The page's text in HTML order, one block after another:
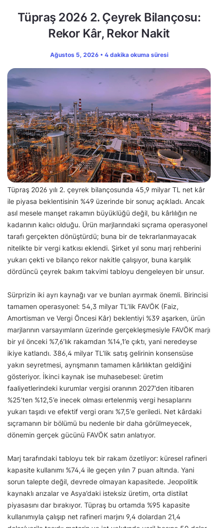
Tüpraş 2026 2. Çeyrek Bilançosu:
Rekor Kâr, Rekor Nakit
Ağustos 5, 2026 • 4 dakika okuma süresi
Tüpraş 2026 yılı 2. çeyrek bilançosunda 45,9 milyar TL net kâr
ile piyasa beklentisinin %49 üzerinde bir sonuç açıkladı. Ancak
asıl mesele manşet rakamın büyüklüğü değil, bu kârlılığın ne
kadarının kalıcı olduğu. Ürün marjlarındaki sıçrama operasyonel
tarafı gerçekten dönüştürdü; buna bir de tekrarlanmayacak
nitelikte bir vergi katkısı eklendi. Şirket yıl sonu marj rehberini
yukarı çekti ve bilanço rekor nakitle çalışıyor, buna karşılık
dördüncü çeyrek bakım takvimi tabloyu dengeleyen bir unsur.
Sürprizin iki ayrı kaynağı var ve bunları ayırmak önemli. Birincisi
tamamen operasyonel: 54,3 milyar TL’lik FAVÖK (Faiz,
Amortisman ve Vergi Öncesi Kâr) beklentiyi %39 aşarken, ürün
marjlarının varsayımların üzerinde gerçekleşmesiyle FAVÖK marjı
bir yıl önceki %7,6’lık rakamdan %14,1’e çıktı, yani neredeyse
ikiye katlandı. 386,4 milyar TL’lik satış gelirinin konsensüse
yakın seyretmesi, ayrışmanın tamamen kârlılıktan geldiğini
gösteriyor. İkinci kaynak ise muhasebesel: üretim
faaliyetlerindeki kurumlar vergisi oranının 2027’den itibaren
%25’ten %12,5’e inecek olması ertelenmiş vergi hesaplarını
yukarı taşıdı ve efektif vergi oranı %7,5’e geriledi. Net kârdaki
sıçramanın bir bölümü bu nedenle bir daha görülmeyecek,
dönemin gerçek gücünü FAVÖK satırı anlatıyor.
Marj tarafındaki tabloyu tek bir rakam özetliyor: küresel rafineri
kapasite kullanımı %74,4 ile geçen yılın 7 puan altında. Yani
sorun talepte değil, devrede olmayan kapasitede. Jeopolitik
kaynaklı arızalar ve Asya’daki isteksiz üretim, orta distilat
piyasasını dar bırakıyor. Tüpraş bu ortamda %95 kapasite
kullanımıyla çalışıp net rafineri marjını 9,4 dolardan 21,4